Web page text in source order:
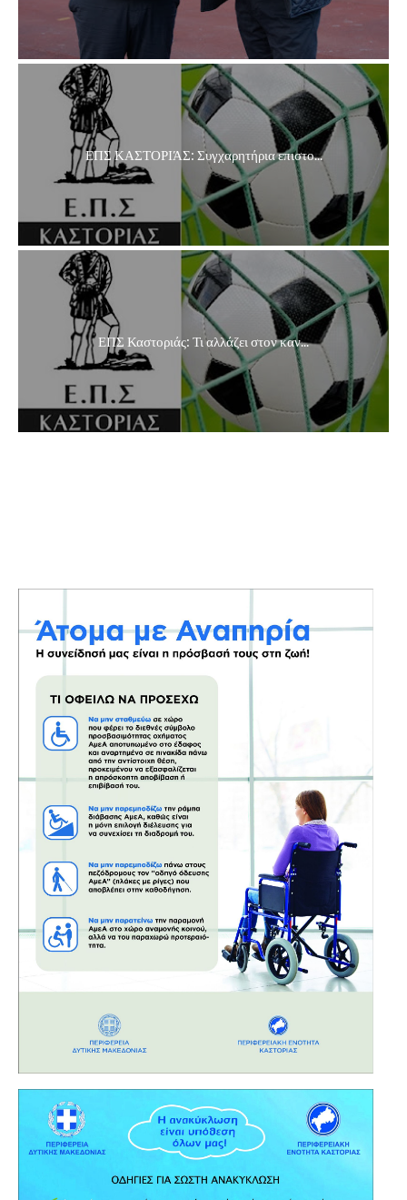
ΕΠΣ ΚΑΣΤΟΡΙΆΣ: Συγχαρητήρια επιστο...
ΕΠΣ Καστοριάς: Τι αλλάζει στον καν...